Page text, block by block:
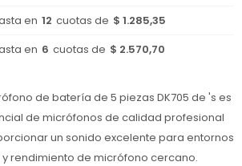
en 12 cuotas de $ 1.285,35
en 6 cuotas de $ 2.570,70
de batería de 5 piezas DK705 de 's es
de micrófonos de calidad profesional
un sonido excelente para entornos
rendimiento de micrófono cercano.